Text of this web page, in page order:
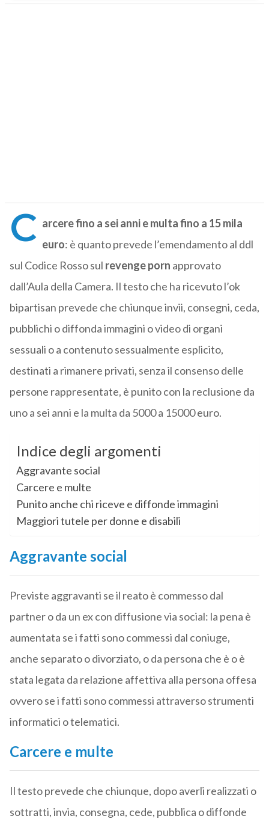
C arcere fino a sei anni e multa fino a 15 mila
euro: è quanto prevede l’emendamento al ddl
sul Codice Rosso sul revengeporn approvato
dall’Aula della Camera. Il testo che ha ricevuto l’ok
bipartisan prevede che chiunque invii, consegni, ceda,
pubblichi o diffonda immagini o video di organi
sessuali o a contenuto sessualmente esplicito,
destinati a rimanere privati, senza il consenso delle
persone rappresentate, è punito con la reclusione da
uno a sei anni e la multa da 5000 a 15000 euro.
Indice degli argomenti
Aggravante social
Carcere e multe
Punito anche chi riceve e diffonde immagini
Maggiori tutele per donne e disabili
Aggravante social
Previste aggravanti se il reato è commesso dal
partner o da un ex con diffusione via social: la pena è
aumentata se i fatti sono commessi dal coniuge,
anche separato o divorziato, o da persona che è o è
stata legata da relazione affettiva alla persona offesa
ovvero se i fatti sono commessi attraverso strumenti
informatici o telematici.
Carcere e multe
Il testo prevede che chiunque, dopo averli realizzati o
sottratti, invia, consegna, cede, pubblica o diffonde